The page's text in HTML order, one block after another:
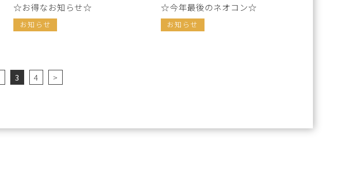
☆お得なお知らせ☆
お知らせ
☆今年最後のネオコン☆
お知らせ
3 4 >